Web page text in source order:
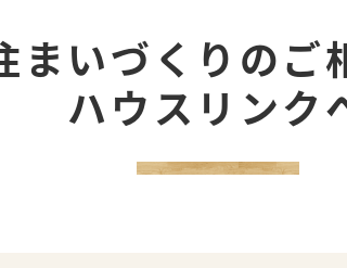
まいづくりのご
ハウスリンク